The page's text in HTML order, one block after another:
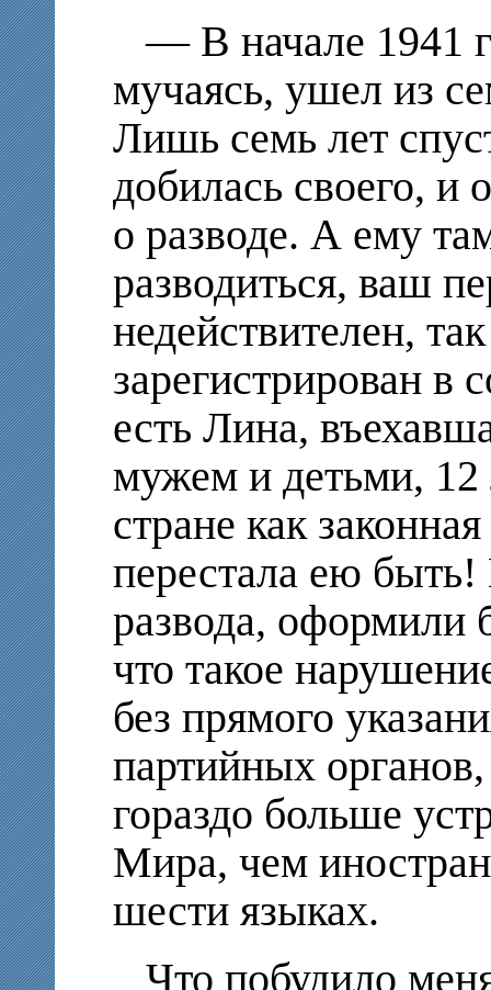
— В начале 1941
мучаясь, ушел из
Лишь семь лет
добилась своего, и
о разводе. А ему
разводиться, ваш
недействителен,
зарегистрирован в
есть Лина,
мужем и детьми, 12
стране как
перестала ею быть!
развода, оформили
что такое
без прямого
партийных органов
гораздо больше
Мира, чем
шести языках.
Что побудило